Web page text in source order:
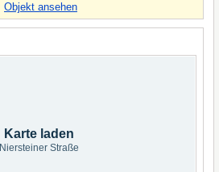
Objekt ansehen
Karte laden
Niersteiner Straße